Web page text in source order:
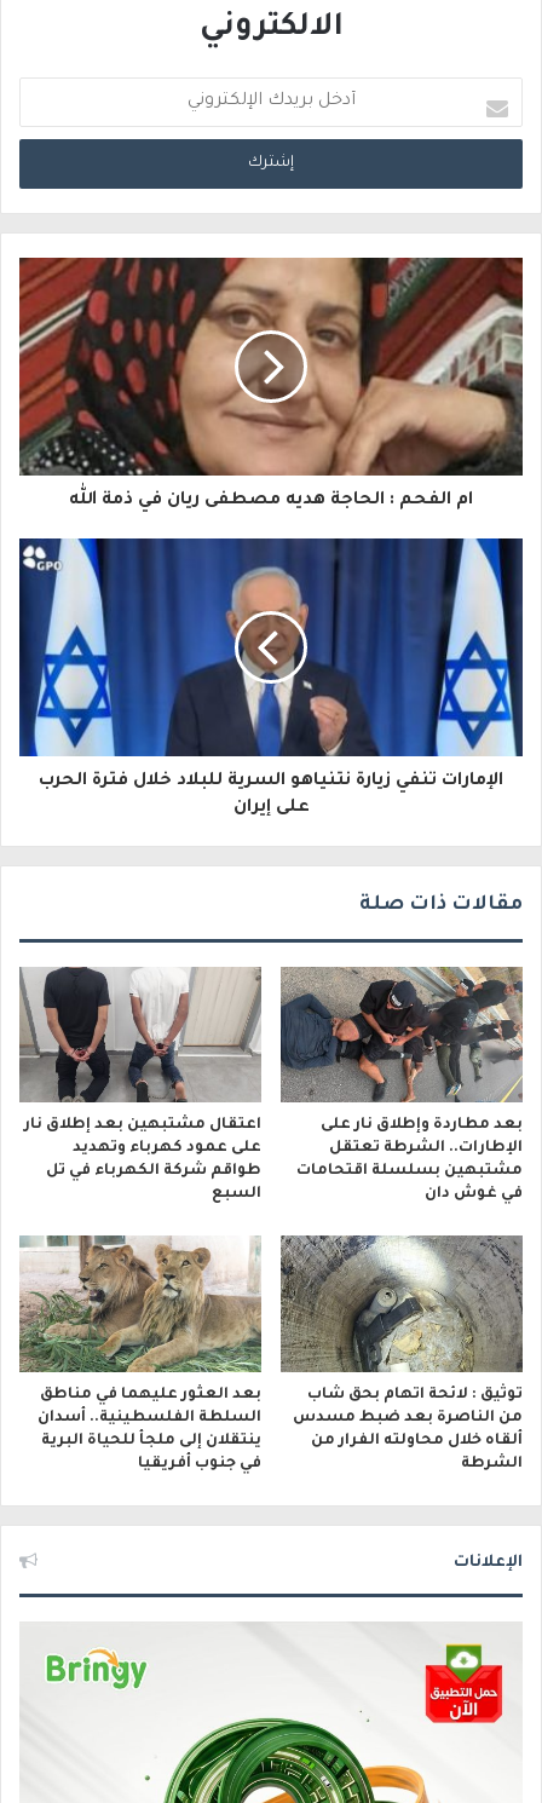
الالكتروني
د
خ
ب
ر
ي
د
ك
ا
ر
ام الفحم : الحاجة هديه مصطفى ريان في ذمة الله
الإمارات تنفي زيارة نتنياهو السرية للبلاد خلال فترة الحرب
على إيران
مقالات ذات صلة
بعد مطاردة وإطلاق نار على
الإطارات.. الشرطة تعتقل
مشتبهين بسلسلة اقتحامات
في غوش دان
اعتقال مشتبهين بعد إطلاق نار
على عمود كهرباء وتهديد
طواقم شركة الكهرباء في تل
السبع
توثيق : لائحة اتهام بحق شاب
من الناصرة بعد ضبط مسدس
ألقاه خلال محاولته الفرار من
الشرطة
بعد العثور عليهما في مناطق
السلطة الفلسطينية.. أسدان
ينتقلان إلى ملجأ للحياة البرية
في جنوب أفريقيا
الإعلانات